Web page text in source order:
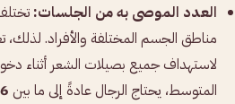
العدد الموصى به من الجلسات:
مناطق الجسم المختلفة والأفراد.
لاستهداف جميع بصيلات الشعر أثناء
المتوسط، يحتاج الرجال عادةً إلى ما بين 6 إلى 12 جلسة